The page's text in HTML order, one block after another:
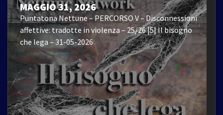
MAGGIO 31, 2026
Puntatona Nettune – PERCORSO V – Disconnessioni
affettive: tradotte in violenza – 25/26 |5| Il bisogno
che lega – 31-05-2026